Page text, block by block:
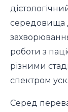
середовища
роботи з
різними
спектром
Серед